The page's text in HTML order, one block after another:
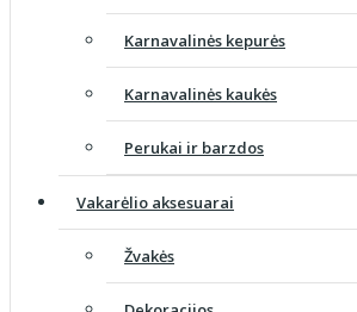
Karnavalinės kepurės
Karnavalinės kaukės
Perukai ir barzdos
Vakarėlio aksesuarai
Žvakės